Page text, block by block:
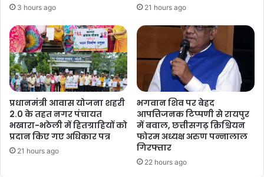
3 hours ago 21 hours ago
प्रधानमंत्री आवास योजना शहरी
2.0 के तहत नगर पंचायत
भखारा-भठेली में हितग्राहियों को
प्रदान किए गए अधिकार पत्र
21 hours ago
भगवान शिव पर बेहद
आपत्तिजनक टिप्पणी से रायपुर
में बवाल, छत्तीसगढ़ क्रिश्चियन
फोरम अध्यक्ष अरुण पन्नालाल
गिरफ्तार
22 hours ago